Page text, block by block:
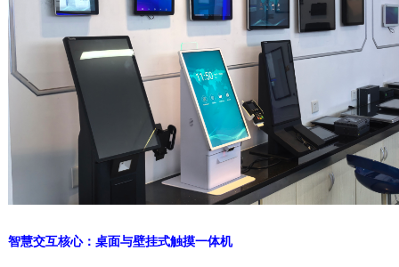
智慧交互核心：桌面与壁挂式触摸一体机